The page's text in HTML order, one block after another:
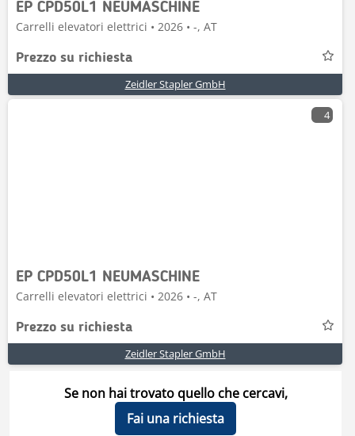
EP CPD50L1 NEUMASCHINE
Carrelli elevatori elettrici • 2026 • -, AT
Prezzo su richiesta
Zeidler Stapler GmbH
4
EP CPD50L1 NEUMASCHINE
Carrelli elevatori elettrici • 2026 • -, AT
Prezzo su richiesta
Zeidler Stapler GmbH
Se non hai trovato quello che cercavi,
Fai una richiesta